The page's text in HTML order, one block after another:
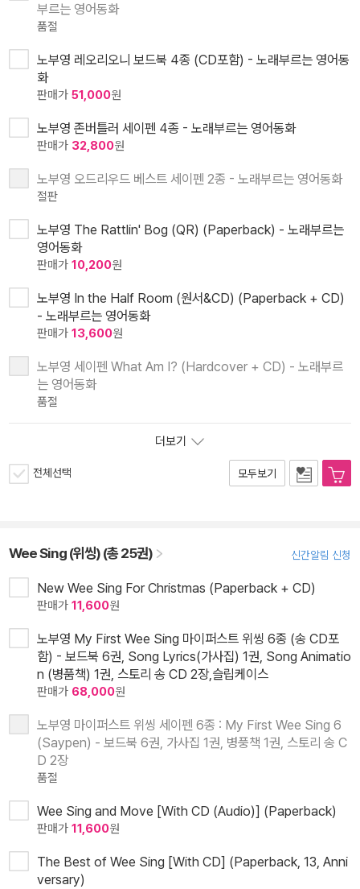
부르는 영어동화
품절
노부영 레오리오니 보드북 4종 (CD포함) - 노래부르는 영어동
화
판매가 51,000원
노부영 존버틀러 세이펜 4종 - 노래부르는 영어동화
판매가 32,800원
노부영 오드리우드 베스트 세이펜 2종 - 노래부르는 영어동화
절판
노부영 The Rattlin' Bog (QR) (Paperback) - 노래부르는
영어동화
판매가 10,200원
노부영 In the Half Room (원서&CD) (Paperback + CD)
- 노래부르는 영어동화
판매가 13,600원
노부영 세이펜 What Am I? (Hardcover + CD) - 노래부르
는 영어동화
품절
더보기
전체선택 모두보기
Wee Sing (위씽) (총 25권) 신간알림 신청
New Wee Sing For Christmas (Paperback + CD)
판매가 11,600원
노부영 My First Wee Sing 마이퍼스트 위씽 6종 (송 CD포
함) - 보드북 6권, Song Lyrics(가사집) 1권, Song Animatio
n (병품책) 1권, 스토리 송 CD 2장,슬립케이스
판매가 68,000원
노부영 마이퍼스트 위씽 세이펜 6종 : My First Wee Sing 6
(Saypen) - 보드북 6권, 가사집 1권, 병풍책 1권, 스토리 송 C
D 2장
품절
Wee Sing and Move [With CD (Audio)] (Paperback)
판매가 11,600원
The Best of Wee Sing [With CD] (Paperback, 13, Anni
versary)